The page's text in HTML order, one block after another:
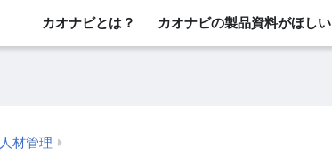
カオナビとは？ カオナビの製品資料がほしい
人材管理